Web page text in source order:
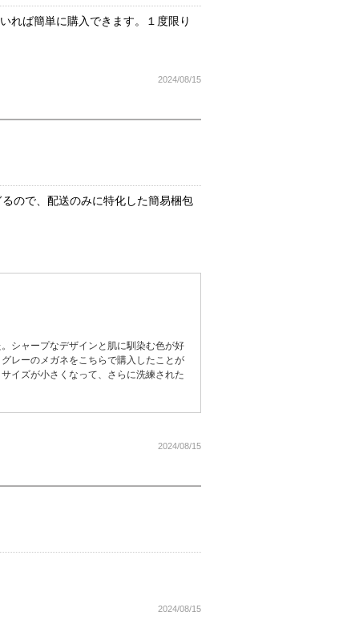
れば簡単に購入できます。１度限り
2024/08/15
ので、配送のみに特化した簡易梱包
シャープなデザインと肌に馴染む色が好
レーのメガネをこちらで購入したことが
イズが小さくなって、さらに洗練された
2024/08/15
2024/08/15